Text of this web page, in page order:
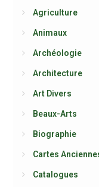
Agriculture
Animaux
Archéologie
Architecture
Art Divers
Beaux-Arts
Biographie
Cartes
Catalogues